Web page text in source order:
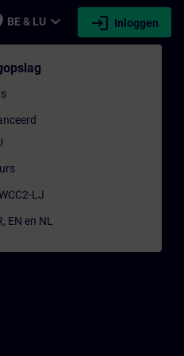
BE & LU expand_more login Inloggen
Opleiding -
LJ
, EN en NL